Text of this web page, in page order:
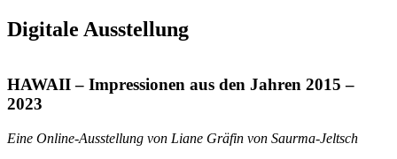
Digitale Ausstellung
HAWAII – Impressionen aus den Jahren 2015 –
2023
Eine Online-Ausstellung von Liane Gräfin von Saurma-Jeltsch